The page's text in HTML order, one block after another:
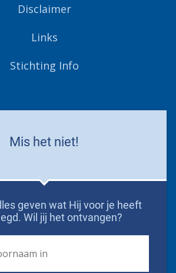
Disclaimer
Links
Stichting Info
Mis het niet!
geven wat Hij voor je heeft
Wil jij het ontvangen?